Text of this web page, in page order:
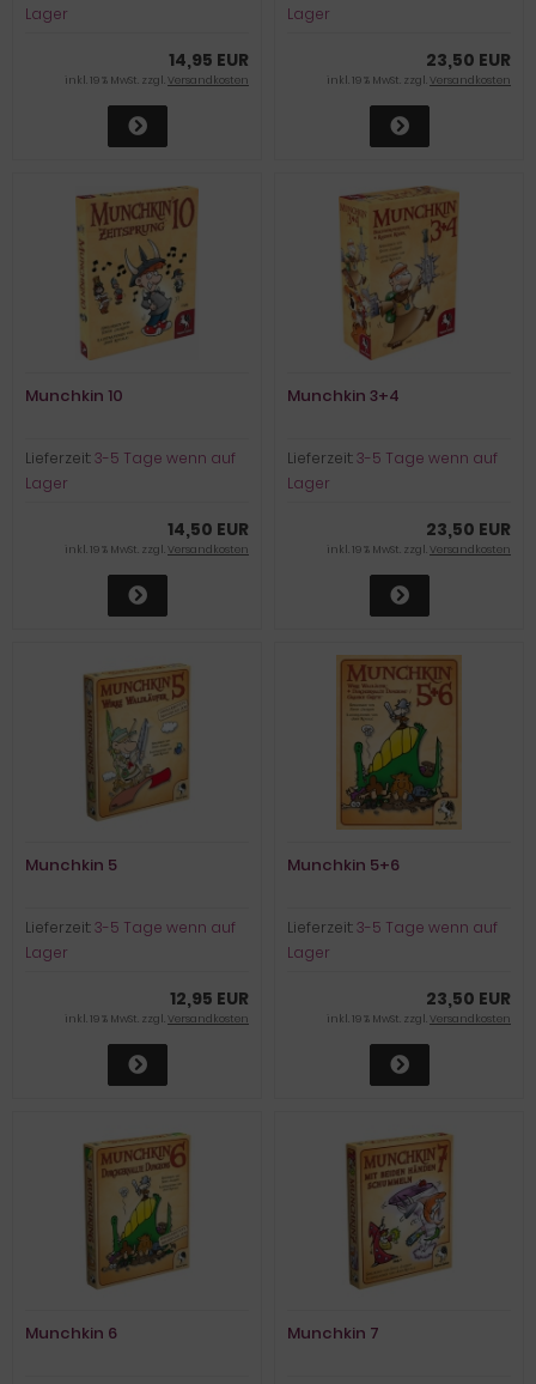
Lager
14,95 EUR
inkl. 19 % MwSt. zzgl.Versandkosten
Lager
23,50 EUR
inkl. 19 % MwSt. zzgl.Versandkosten
Munchkin 10
Lieferzeit:3-5 Tage wenn auf
Lager
14,50 EUR
inkl. 19 % MwSt. zzgl.Versandkosten
Munchkin 3+4
Lieferzeit:3-5 Tage wenn auf
Lager
23,50 EUR
inkl. 19 % MwSt. zzgl.Versandkosten
Munchkin 5
Lieferzeit:3-5 Tage wenn auf
Lager
12,95 EUR
inkl. 19 % MwSt. zzgl.Versandkosten
Munchkin 5+6
Lieferzeit:3-5 Tage wenn auf
Lager
23,50 EUR
inkl. 19 % MwSt. zzgl.Versandkosten
Munchkin 6 Munchkin 7